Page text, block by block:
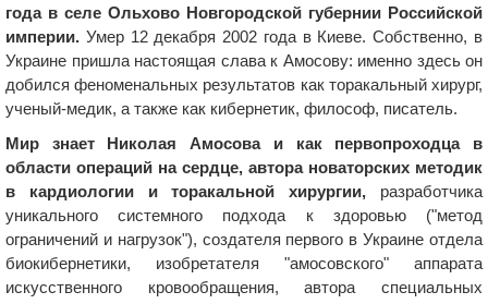
года в селе Ольхово Новгородской губернии Российской
империи. Умер 12 декабря 2002 года в Киеве. Собственно, в
Украине пришла настоящая слава к Амосову: именно здесь он
добился феноменальных результатов как торакальный хирург,
ученый-медик, а также как кибернетик, философ, писатель.
Мир знает Николая Амосова и как первопроходца в
области операций на сердце, автора новаторских методик
в кардиологии и торакальной хирургии, разработчика
уникального системного подхода к здоровью ("метод
ограничений и нагрузок"), создателя первого в Украине отдела
биокибернетики, изобретателя "амосовского" аппарата
искусственного кровообращения, автора специальных